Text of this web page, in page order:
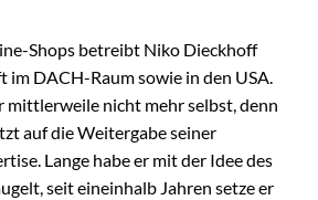
Shops betreibt Niko Dieckhoff
im DACH-Raum sowie in den USA.
mittlerweile nicht mehr selbst, denn
auf die Weitergabe seiner
Lange habe er mit der Idee des
seit eineinhalb Jahren setze er